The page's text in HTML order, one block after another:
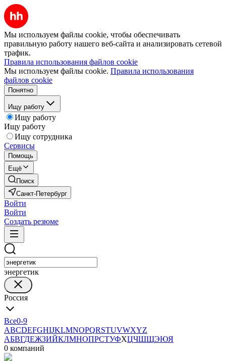
Мы используем файлы cookie, чтобы обеспечивать
правильную работу нашего веб-сайта и анализировать сетевой
трафик.
Правила использования файлов cookie
Мы используем файлы cookie. Правила использования
файлов cookie
Понятно
Ищу работу
Ищу работу
Ищу работу
Ищу сотрудника
Сервисы
Помощь
Ещё
Поиск
Санкт-Петербург
Войти
Войти
Создать резюме
энергетик
Россия
Все0-9
ABCDEFGHIJKLMNOPQRSTUVWXYZ
АБВГДЕЖЗИЙКЛМНОПРСТУФХЦЧШЩЭЮЯ
0 компаний